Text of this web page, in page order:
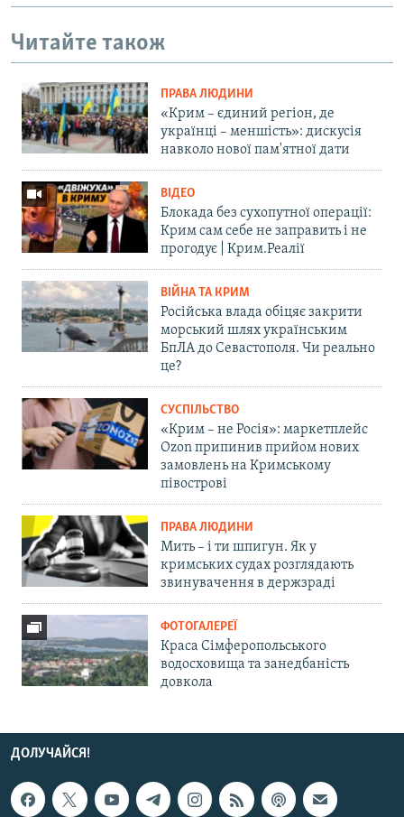
Читайте також
ПРАВА ЛЮДИНИ
«Крим – єдиний регіон, де
українці – меншість»: дискусія
навколо нової пам'ятної дати
ВІДЕО
Блокада без сухопутної операції:
Крим сам себе не заправить і не
прогодує | Крим.Реалії
ВІЙНА ТА КРИМ
Російська влада обіцяє закрити
морський шлях українським
БпЛА до Севастополя. Чи реально
це?
СУСПІЛЬСТВО
«Крим – не Росія»: маркетплейс
Ozon припинив прийом нових
замовлень на Кримському
півострові
ПРАВА ЛЮДИНИ
Мить – і ти шпигун. Як у
кримських судах розглядають
звинувачення в держзраді
ФОТОГАЛЕРЕЇ
Краса Сімферопольського
водосховища та занедбаність
довкола
ДОЛУЧАЙСЯ!